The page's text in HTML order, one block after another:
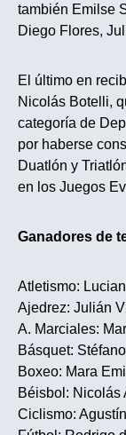
también Emilse
Diego Flores,
El último en
Nicolás Botelli,
categoría de
por haberse
Duatlón y
en los Juegos
Ganadores de
Atletismo:
Ajedrez: Julián
A. Marciales:
Básquet:
Boxeo: Mara
Béisbol: Nicolás
Ciclismo: